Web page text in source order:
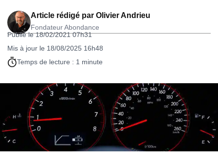
Article rédigé par Olivier Andrieu
Fondateur Abondance
Publié le 18/02/2021 07h31
Mis à jour le 18/08/2025 16h48
Temps de lecture : 1 minute